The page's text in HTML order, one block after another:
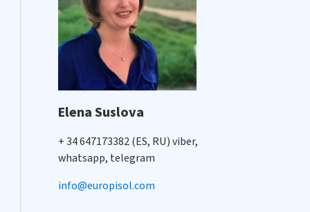
Elena Suslova
+ 34 647173382 (ES, RU) viber,
whatsapp, telegram
info@europisol.com